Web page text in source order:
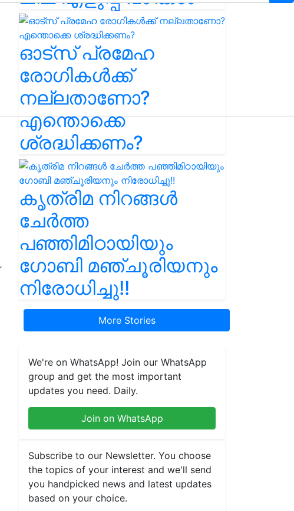
ഓട്സ് പ്രമേഹ
രോഗികൾക്ക്
നല്ലതാണോ?
എന്തൊക്കെ
ശ്രദ്ധിക്കണം?
കൃത്രിമ നിറങ്ങൾ
ചേർത്ത
പഞ്ഞിമിഠായിയും
ഗോബി മഞ്ചൂരിയനും
നിരോധിച്ചു!!
More Stories
We're on WhatsApp! Join our WhatsApp
group and get the most important
updates you need. Daily.
Join on WhatsApp
Subscribe to our Newsletter. You choose
the topics of your interest and we'll send
you handpicked news and latest updates
based on your choice.